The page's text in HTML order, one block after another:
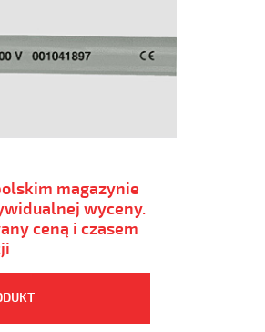
magazynie
wyceny.
ceną i czasem